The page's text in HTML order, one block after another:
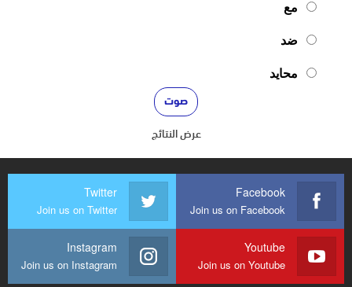
مع
ضد
محايد
عرض النتائج
Facebook
Join us on Facebook
Twitter
Join us on Twitter
Youtube
Join us on Youtube
Instagram
Join us on Instagram